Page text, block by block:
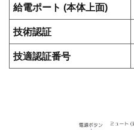
項表示サイズ
内蔵カメラ
内蔵スピーカー